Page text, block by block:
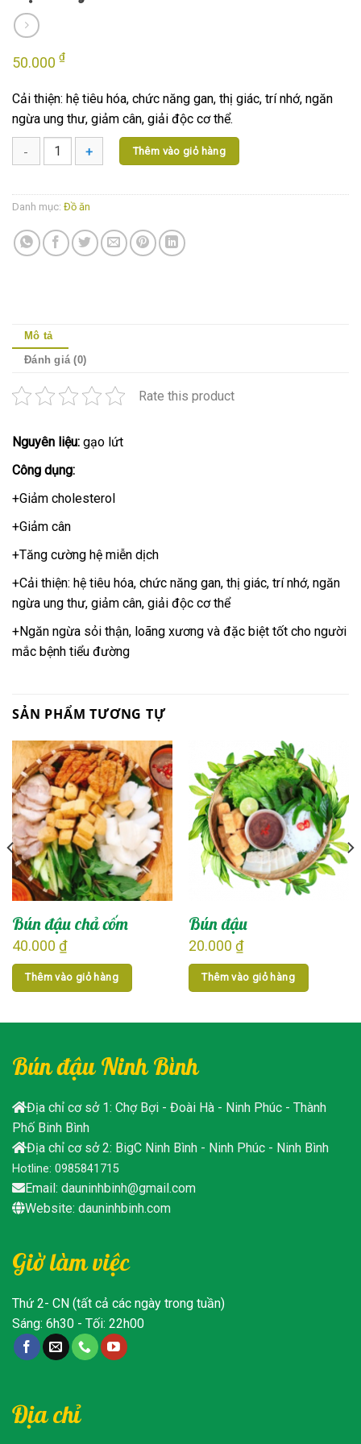
50.000 ₫
Cải thiện: hệ tiêu hóa, chức năng gan, thị giác, trí nhớ, ngăn
ngừa ung thư, giảm cân, giải độc cơ thể.
Thêm vào giỏ hàng
Danh mục: Đồ ăn
Mô tả
Đánh giá (0)
Rate this product
Nguyên liệu: gạo lứt
Công dụng:
+Giảm cholesterol
+Giảm cân
+Tăng cường hệ miễn dịch
+Cải thiện: hệ tiêu hóa, chức năng gan, thị giác, trí nhớ, ngăn
ngừa ung thư, giảm cân, giải độc cơ thể
+Ngăn ngừa sỏi thận, loãng xương và đặc biệt tốt cho người
mắc bệnh tiểu đường
SẢN PHẨM TƯƠNG TỰ
Bún đậu chả cốm
40.000 ₫
Thêm vào giỏ hàng
Bún đậu
20.000 ₫
Thêm vào giỏ hàng
Bún đậu Ninh Bình
Địa chỉ cơ sở 1: Chợ Bợi - Đoài Hà - Ninh Phúc - Thành
Phố Binh Bình
Địa chỉ cơ sở 2: BigC Ninh Bình - Ninh Phúc - Ninh Bình
Hotline: 0985841715
Email: dauninhbinh@gmail.com
Website: dauninhbinh.com
Giờ làm việc
Thứ 2- CN (tất cả các ngày trong tuần)
Sáng: 6h30 - Tối: 22h00
Địa chỉ